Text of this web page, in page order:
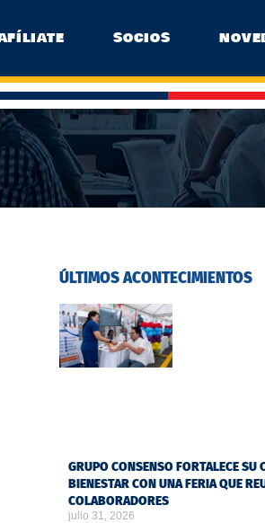
SOCIOS
ÚLTIMOS ACONTECIMIENTOS
GRUPO CONSENSO FORTALECE SU
BIENESTAR CON UNA FERIA QUE
COLABORADORES
julio 31, 2026